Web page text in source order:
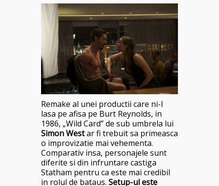
Remake al unei productii care ni-l
lasa pe afisa pe Burt Reynolds, in
1986, „Wild Card” de sub umbrela lui
Simon Westar fi trebuit sa primeasca
o improvizatie mai vehementa.
Comparativ insa, personajele sunt
diferite si din infruntare castiga
Statham pentru ca este mai credibil
in rolul de bataus. Setup-ul este